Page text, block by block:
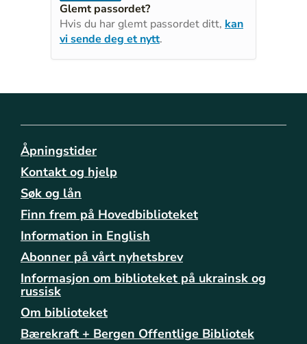
Glemt passordet?
Hvis du har glemt passordet ditt, kan
vi sende deg et nytt.
Åpningstider
Kontakt og hjelp
Søk og lån
Finn frem på Hovedbiblioteket
Information in English
Abonner på vårt nyhetsbrev
Informasjon om biblioteket på ukrainsk og
russisk
Om biblioteket
Bærekraft + Bergen Offentlige Bibliotek